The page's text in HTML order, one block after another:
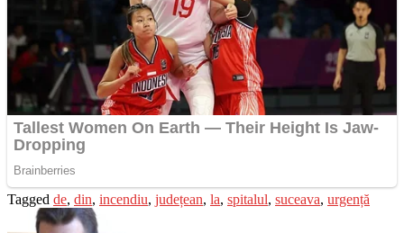
Tagged de, din, incendiu, județean, la, spitalul, suceava, urgență